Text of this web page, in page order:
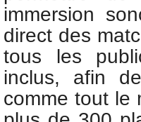
immersion
direct des
tous les
inclus, afin
comme tout le